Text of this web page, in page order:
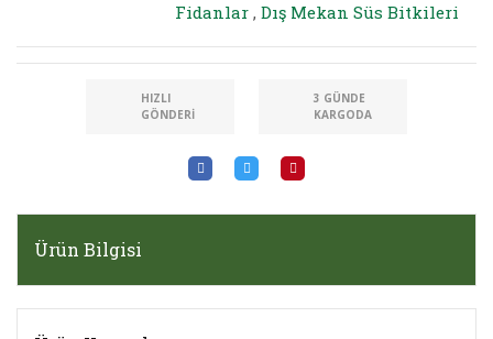
Fidanlar ,Dış Mekan Süs Bitkileri
HIZLI
GÖNDERI
3 GÜNDE
KARGODA
Ürün Bilgisi